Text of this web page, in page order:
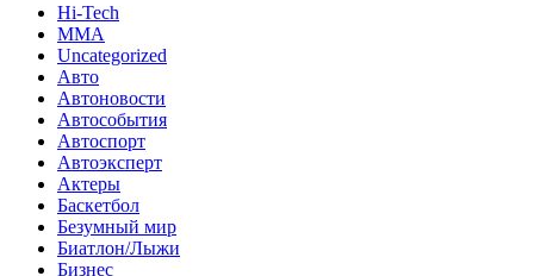
Hi-Tech
MMA
Uncategorized
Авто
Автоновости
Автособытия
Автоспорт
Автоэксперт
Актеры
Баскетбол
Безумный мир
Биатлон/Лыжи
Бизнес